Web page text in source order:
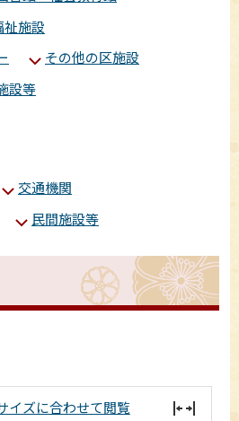
祉施設
その他の区施設
設等
交通機関
民間施設等
イズに合わせて閲覧